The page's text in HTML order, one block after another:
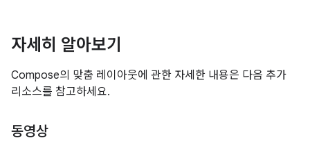
자세히 알아보기
Compose의 맞춤 레이아웃에 관한 자세한 내용은 다음 추가
리소스를 참고하세요.
동영상